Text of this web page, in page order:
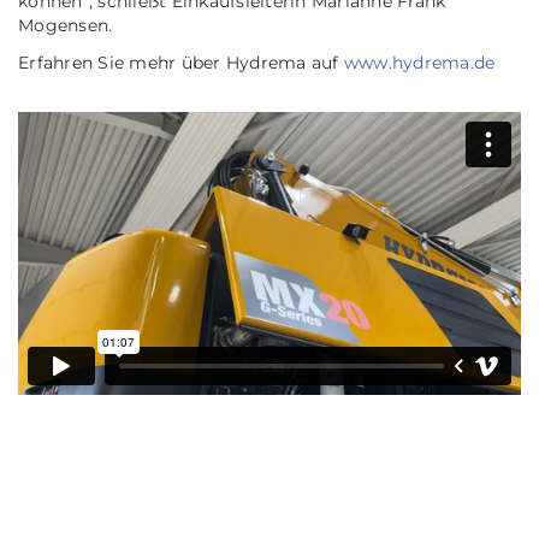
Mogensen.
Erfahren Sie mehr über Hydrema auf www.hydrema.de